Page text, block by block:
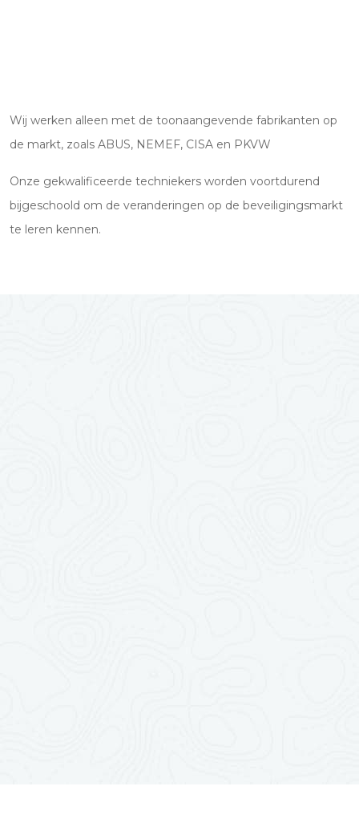
Wij werken alleen met de toonaangevende fabrikanten op
de markt, zoals ABUS, NEMEF, CISA en PKVW
Onze gekwalificeerde techniekers worden voortdurend
bijgeschoold om de veranderingen op de beveiligingsmarkt
te leren kennen.